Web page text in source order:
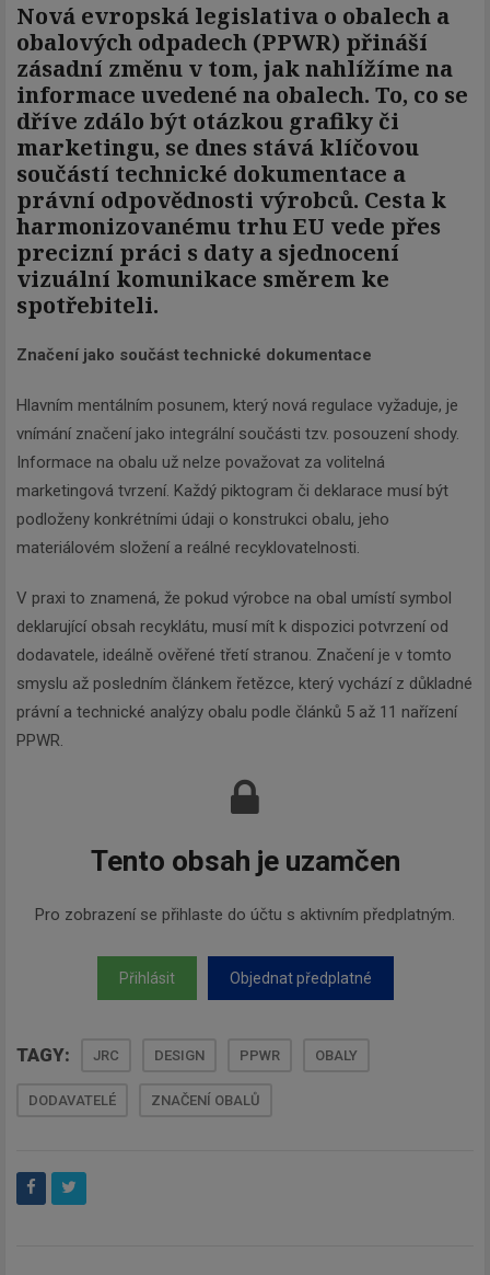
Nová evropská legislativa o obalech a
obalových odpadech (PPWR) přináší
zásadní změnu v tom, jak nahlížíme na
informace uvedené na obalech. To, co se
dříve zdálo být otázkou grafiky či
marketingu, se dnes stává klíčovou
součástí technické dokumentace a
právní odpovědnosti výrobců. Cesta k
harmonizovanému trhu EU vede přes
precizní práci s daty a sjednocení
vizuální komunikace směrem ke
spotřebiteli.
Značení jako součást technické dokumentace
Hlavním mentálním posunem, který nová regulace vyžaduje, je
vnímání značení jako integrální součásti tzv. posouzení shody.
Informace na obalu už nelze považovat za volitelná
marketingová tvrzení. Každý piktogram či deklarace musí být
podloženy konkrétními údaji o konstrukci obalu, jeho
materiálovém složení a reálné recyklovatelnosti.
V praxi to znamená, že pokud výrobce na obal umístí symbol
deklarující obsah recyklátu, musí mít k dispozici potvrzení od
dodavatele, ideálně ověřené třetí stranou. Značení je v tomto
smyslu až posledním článkem řetězce, který vychází z důkladné
právní a technické analýzy obalu podle článků 5 až 11 nařízení
PPWR.
Tento obsah je uzamčen
Pro zobrazení se přihlaste do účtu s aktivním předplatným.
Přihlásit Objednat předplatné
TAGY: JRC DESIGN PPWR OBALY
DODAVATELÉ ZNAČENÍ OBALŮ